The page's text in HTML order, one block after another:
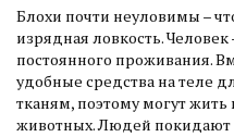
Блохи почти неуловимы –
изрядная ловкость.
постоянного проживания.
удобные средства на теле
тканям, поэтому могут
животных. Людей покидают